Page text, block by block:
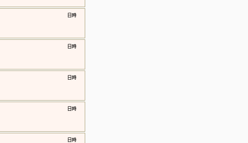
​日時
​日時
​日時
​日時
​日時